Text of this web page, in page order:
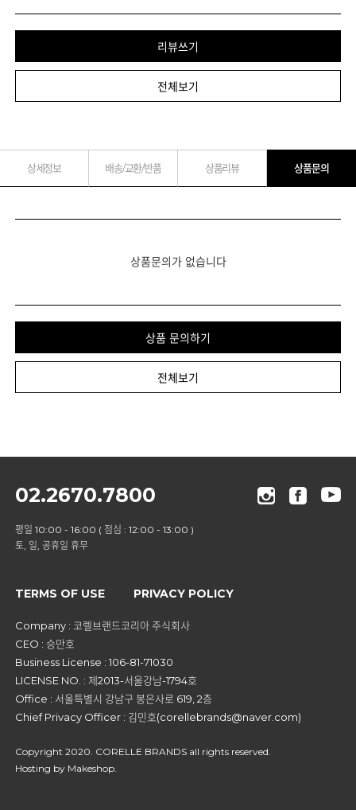
리뷰쓰기
전체보기
상세정보 배송/교환/반품 상품리뷰 상품문의
상품문의가 없습니다
상품 문의하기
전체보기
02.2670.7800
평일 10:00 - 16:00 ( 점심 : 12:00 - 13:00 )
토, 일, 공휴일 휴무
TERMS OF USE PRIVACY POLICY
Company : 코렐브랜드코리아 주식회사
CEO : 승만호
Business License : 106-81-71030
LICENSE NO. : 제2013-서울강남-1794호
Office : 서울특별시 강남구 봉은사로 619, 2층
Chief Privacy Officer : 김민호(corellebrands@naver.com)
Copyright 2020. CORELLE BRANDS all rights reserved.
Hosting by Makeshop.